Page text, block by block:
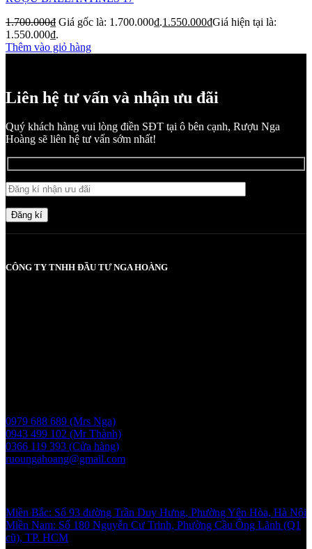
1.700.000₫ Giá gốc là: 1.700.000₫.1.550.000₫Giá hiện tại là:
1.550.000₫.
Thêm vào giỏ hàng
Liên hệ tư vấn và nhận ưu đãi
Quý khách hàng vui lòng điền SĐT tại ô bên cạnh, Rượu Nga
Hoàng sẽ liên hệ tư vấn sớm nhất!
Đăng kí
CÔNG TY TNHH ĐẦU TƯ NGA HOÀNG
0979 688 689 (Mrs Nga)
0943 499 102 (Mr Thành)
0366 119 393 (Cửa hàng)
ruoungahoang@gmail.com
Miền Bắc: Số 93 đường Trần Duy Hưng, Phường Yên Hòa, Hà Nội
Miền Nam: Số 180 Nguyễn Cư Trinh, Phường Cầu Ông Lãnh (Q1
cũ), TP. HCM